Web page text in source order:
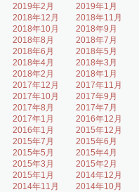
2019年2月
2019年1月
2018年12月
2018年11月
2018年10月
2018年9月
2018年8月
2018年7月
2018年6月
2018年5月
2018年4月
2018年3月
2018年2月
2018年1月
2017年12月
2017年11月
2017年10月
2017年9月
2017年8月
2017年7月
2017年1月
2016年12月
2016年1月
2015年12月
2015年7月
2015年6月
2015年5月
2015年4月
2015年3月
2015年2月
2015年1月
2014年12月
2014年11月
2014年10月